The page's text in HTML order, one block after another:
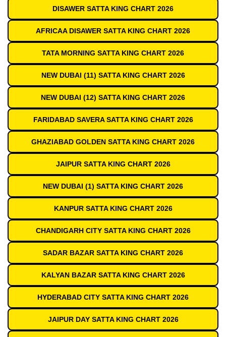
DISAWER SATTA KING CHART 2026
AFRICAA DISAWER SATTA KING CHART 2026
TATA MORNING SATTA KING CHART 2026
NEW DUBAI (11) SATTA KING CHART 2026
NEW DUBAI (12) SATTA KING CHART 2026
FARIDABAD SAVERA SATTA KING CHART 2026
GHAZIABAD GOLDEN SATTA KING CHART 2026
JAIPUR SATTA KING CHART 2026
NEW DUBAI (1) SATTA KING CHART 2026
KANPUR SATTA KING CHART 2026
CHANDIGARH CITY SATTA KING CHART 2026
SADAR BAZAR SATTA KING CHART 2026
KALYAN BAZAR SATTA KING CHART 2026
HYDERABAD CITY SATTA KING CHART 2026
JAIPUR DAY SATTA KING CHART 2026